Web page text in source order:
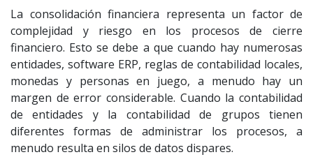
La consolidación financiera representa un factor de
complejidad y riesgo en los procesos de cierre
financiero. Esto se debe a que cuando hay numerosas
entidades, software ERP, reglas de contabilidad locales,
monedas y personas en juego, a menudo hay un
margen de error considerable. Cuando la contabilidad
de entidades y la contabilidad de grupos tienen
diferentes formas de administrar los procesos, a
menudo resulta en silos de datos dispares.